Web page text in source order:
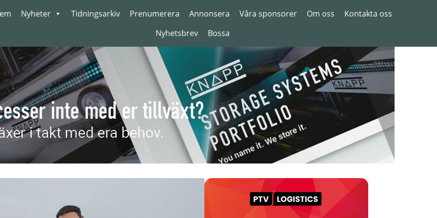
Nyheter Tidningsarkiv Prenumerera Annonsera Våra sponsorer Om oss
Kontakta oss
Nyhetsbrev
Bossa